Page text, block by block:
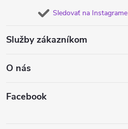
Sledovať na Instagrame
Služby zákazníkom
O nás
Facebook